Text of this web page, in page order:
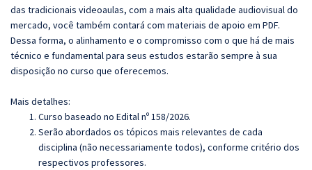
das tradicionais videoaulas, com a mais alta qualidade audiovisual do
mercado, você também contará com materiais de apoio em PDF.
Dessa forma, o alinhamento e o compromisso com o que há de mais
técnico e fundamental para seus estudos estarão sempre à sua
disposição no curso que oferecemos.
Mais detalhes:
Curso baseado no Edital nº 158/2026.
Serão abordados os tópicos mais relevantes de cada
disciplina (não necessariamente todos), conforme critério dos
respectivos professores.